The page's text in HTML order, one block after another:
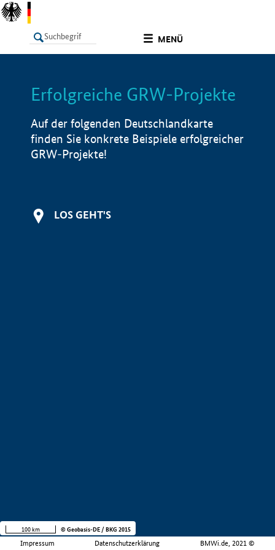
MENÜ
LISTE Info
Erfolgreiche GRW-Projekte
Auf der folgenden Deutschlandkarte
finden Sie konkrete Beispiele erfolgreicher
GRW-Projekte!
LOS GEHT'S
Impressum Datenschutzerklärung BMWi.de, 2021 ©
100 km © Geobasis-DE / BKG 2015